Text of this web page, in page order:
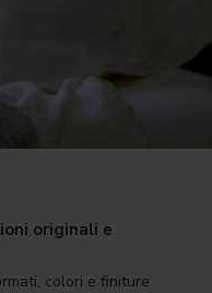
originali e
colori e finiture